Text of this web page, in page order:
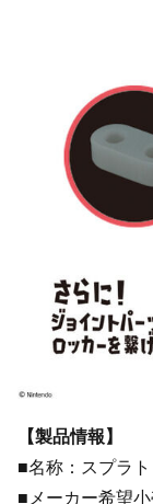
【製品情報】
■名称：スプラ
■メーカー希望